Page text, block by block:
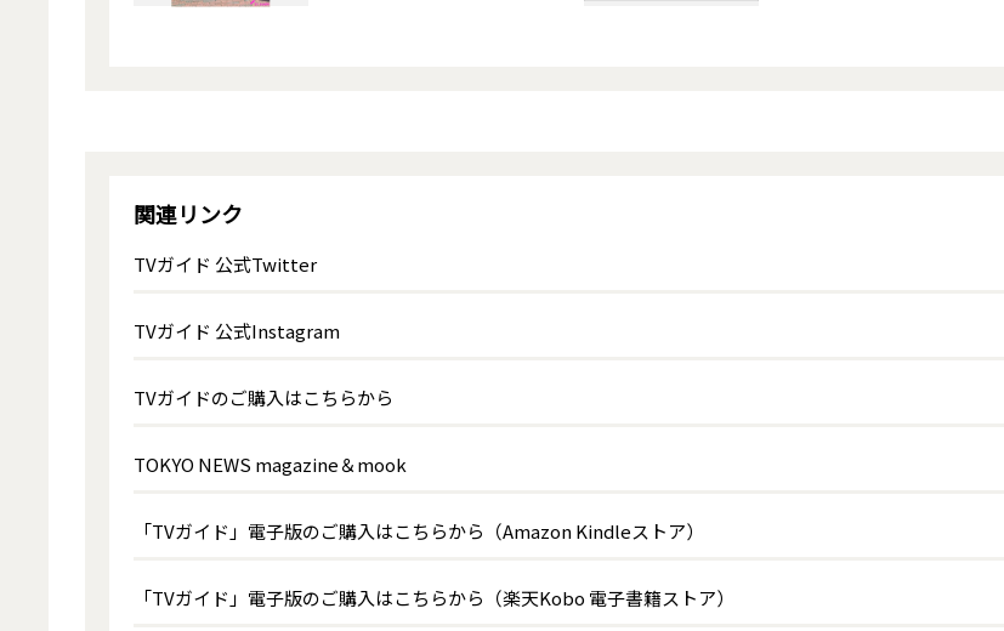
関連リンク
TVガイド 公式Twitter
TVガイド 公式Instagram
TVガイドのご購入はこちらから
TOKYO NEWS magazine＆mook
「TVガイド」電子版のご購入はこちらから（Amazon Kindleストア）
「TVガイド」電子版のご購入はこちらから（楽天Kobo 電子書籍ストア）